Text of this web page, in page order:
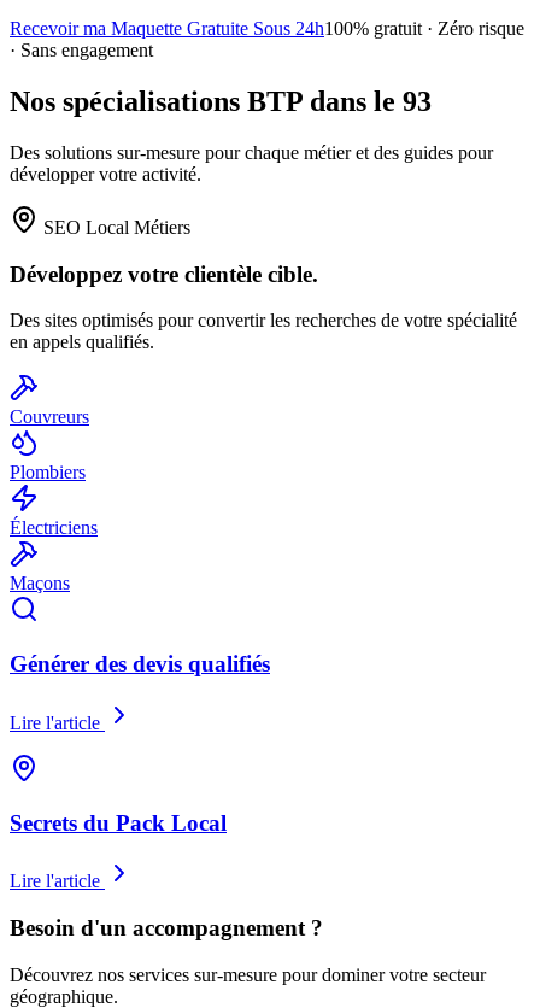
Recevoir ma Maquette Gratuite Sous 24h100% gratuit · Zéro risque
· Sans engagement
Nos spécialisations BTP dans le 93
Des solutions sur-mesure pour chaque métier et des guides pour
développer votre activité.
SEO Local Métiers
Développez votre clientèle cible.
Des sites optimisés pour convertir les recherches de votre spécialité
en appels qualifiés.
Couvreurs
Plombiers
Électriciens
Maçons
Générer des devis qualifiés
Lire l'article
Secrets du Pack Local
Lire l'article
Besoin d'un accompagnement ?
Découvrez nos services sur-mesure pour dominer votre secteur
géographique.